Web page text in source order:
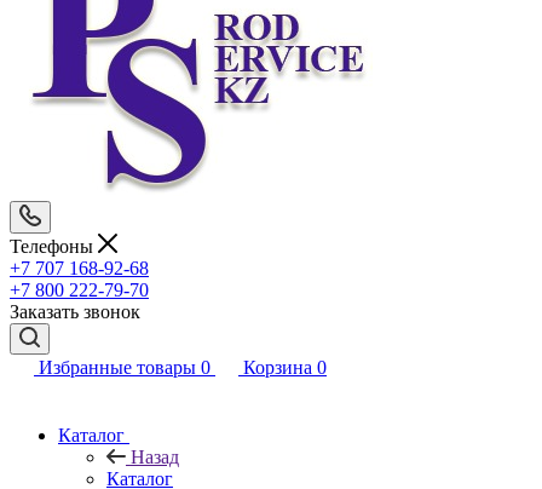
Телефоны
+7 707 168-92-68
+7 800 222-79-70
Заказать звонок
Избранные товары 0 Корзина 0
Каталог
Назад
Каталог